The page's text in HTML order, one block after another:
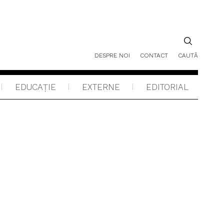
DESPRE NOI CONTACT CAUTĂ
EDUCAŢIE EXTERNE EDITORIAL